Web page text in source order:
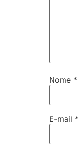
Nome *
E-mail *